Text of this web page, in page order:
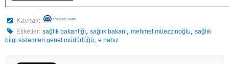
Kaynak:
Etiketler: sağlık bakanlığı,sağlık bakanı,mehmet müezzinoğlu,sağlık
bilgi sistemleri genel müdürlüğü, e nabız